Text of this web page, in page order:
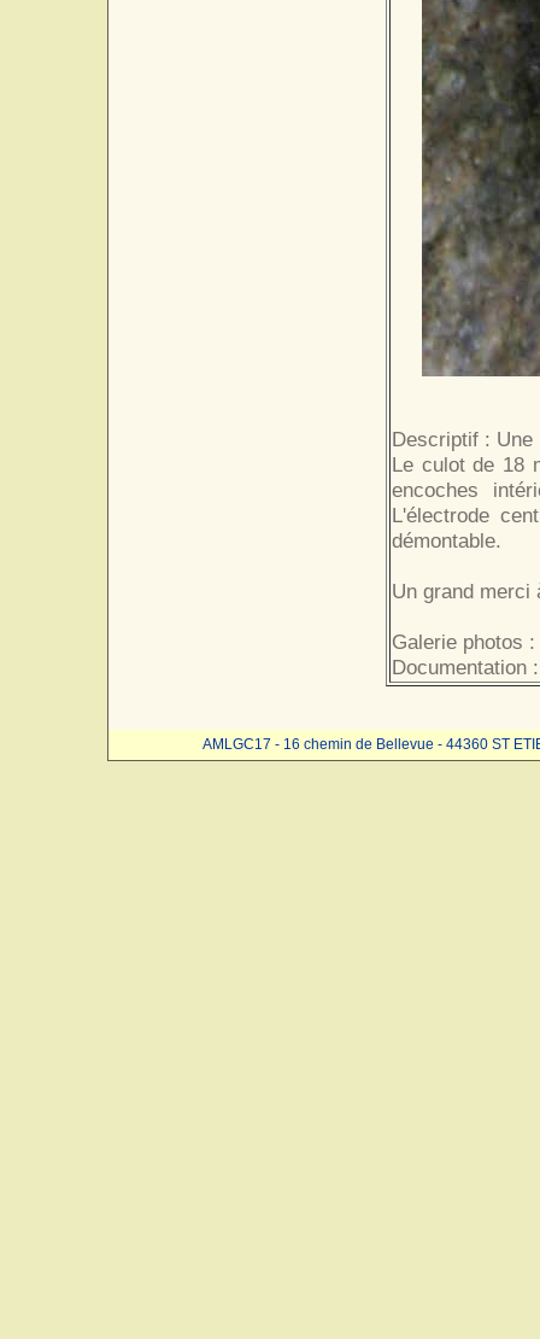
Descriptif : Une
Le culot de 18
encoches
L'électrode
démontable.
Un grand merci
Galerie photos :
Documentation :
AMLGC17 - 16 chemin de Bellevue - 44360 ST